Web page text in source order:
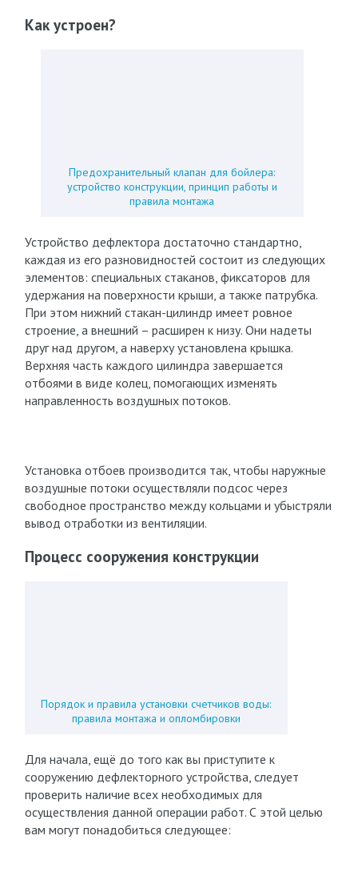
Как устроен?
Предохранительный клапан для бойлера:
устройство конструкции, принцип работы и
правила монтажа
Устройство дефлектора достаточно стандартно,
каждая из его разновидностей состоит из следующих
элементов: специальных стаканов, фиксаторов для
удержания на поверхности крыши, а также патрубка.
При этом нижний стакан-цилиндр имеет ровное
строение, а внешний – расширен к низу. Они надеты
друг над другом, а наверху установлена крышка.
Верхняя часть каждого цилиндра завершается
отбоями в виде колец, помогающих изменять
направленность воздушных потоков.
Установка отбоев производится так, чтобы наружные
воздушные потоки осуществляли подсос через
свободное пространство между кольцами и убыстряли
вывод отработки из вентиляции.
Процесс сооружения конструкции
Порядок и правила установки счетчиков воды:
правила монтажа и опломбировки
Для начала, ещё до того как вы приступите к
сооружению дефлекторного устройства, следует
проверить наличие всех необходимых для
осуществления данной операции работ. С этой целью
вам могут понадобиться следующее: